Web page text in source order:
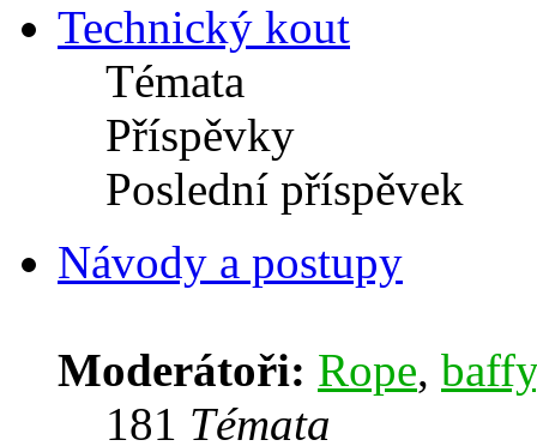
Technický kout
Témata
Příspěvky
Poslední příspěvek
Návody a postupy
Moderátoři: Rope, baffy
181 Témata